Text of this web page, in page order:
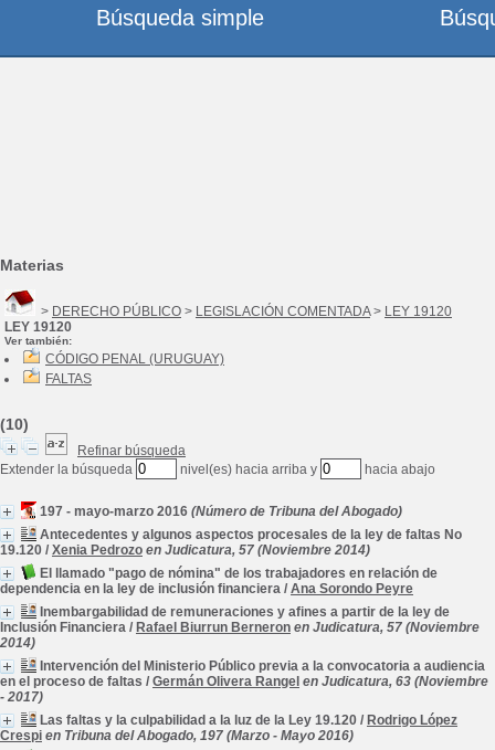
Materias
> DERECHO PÚBLICO > LEGISLACIÓN COMENTADA> LEY 19120
LEY 19120
Ver también:
CÓDIGO PENAL (URUGUAY)
FALTAS
(10)
Refinar búsqueda
Extender la búsqueda
nivel(es) hacia arriba y hacia abajo
197 - mayo-marzo 2016 (Número de Tribuna del Abogado)
Antecedentes y algunos aspectos procesales de la ley de faltas No
19.120 / Xenia Pedrozo en Judicatura, 57 (Noviembre 2014)
El llamado "pago de nómina" de los trabajadores en relación de
dependencia en la ley de inclusión financiera / Ana Sorondo Peyre
Inembargabilidad de remuneraciones y afines a partir de la ley de
Inclusión Financiera / Rafael Biurrun Berneron en Judicatura, 57 (Noviembre
2014)
Intervención del Ministerio Público previa a la convocatoria a audiencia
en el proceso de faltas / Germán Olivera Rangel en Judicatura, 63 (Noviembre
- 2017)
Las faltas y la culpabilidad a la luz de la Ley 19.120 / Rodrigo López
Crespi en Tribuna del Abogado, 197 (Marzo - Mayo 2016)
Búsqueda simple